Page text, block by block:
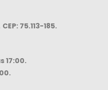
CEP: 75.113-185.
17:00.